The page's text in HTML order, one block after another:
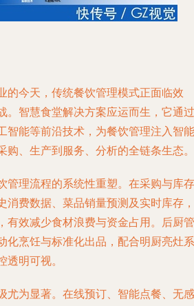
的今天，传统餐饮管理模式正面临效
。智慧食堂解决方案应运而生，它通过
智能等前沿技术，为餐饮管理注入智能
购、生产到服务、分析的全链条生态。
管理流程的系统性重塑。在采购与库存
消费数据、菜品销量预测及实时库存，
有效减少食材浪费与资金占用。后厨管
化烹饪与标准化出品，配合明厨亮灶系
明可视。
尤为显著。在线预订、智能点餐、无感